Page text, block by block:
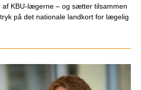
af KBU-lægerne – og sætter tilsammen
på det nationale landkort for lægelig